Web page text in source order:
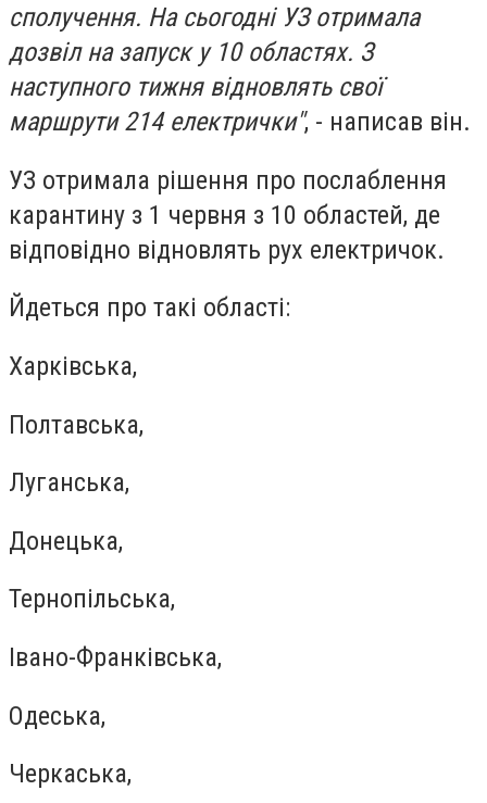
сполучення. На сьогодні УЗ отримала
дозвіл на запуск у 10 областях. З
наступного тижня відновлять свої
маршрути 214 електрички", - написав він.
УЗ отримала рішення про послаблення
карантину з 1 червня з 10 областей, де
відповідно відновлять рух електричок.
Йдеться про такі області:
Харківська,
Полтавська,
Луганська,
Донецька,
Тернопільська,
Івано-Франківська,
Одеська,
Черкаська,